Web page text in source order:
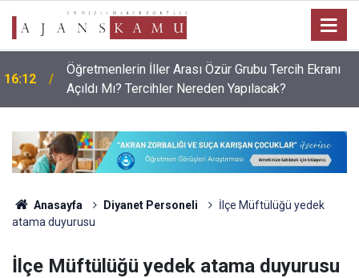
16:12
Öğretmenlerin İller Arası Özür Grubu Tercih Ekranı
Açıldı Mı? Tercihler Nereden Yapılacak?
Anasayfa Diyanet Personeli
İlçe Müftülüğü yedek
atama duyurusu
İlçe Müftülüğü yedek atama duyurusu